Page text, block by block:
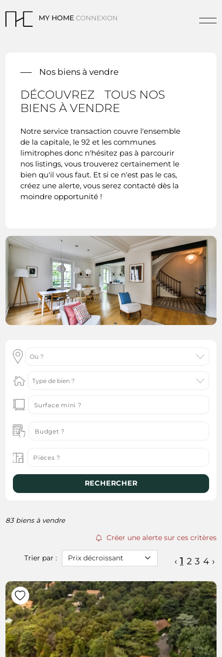
MY HOME CONNEXION
Nos biens à vendre
DÉCOUVREZ TOUS NOS
BIENS À VENDRE
Notre service transaction couvre l'ensemble
de la capitale, le 92 et les communes
limitrophes donc n'hésitez pas à parcourir
nos listings, vous trouverez certainement le
bien qu'il vous faut. Et si ce n'est pas le cas,
créez une alerte, vous serez contacté dès la
moindre opportunité !
RECHERCHER
83 biens à vendre
Créer une alerte sur ces critères
Trier par : ‹ 1 2 3 4 ›